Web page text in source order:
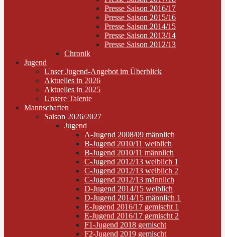
Presse Saison 2016/17
Presse Saison 2015/16
Presse Saison 2014/15
Presse Saison 2013/14
Presse Saison 2012/13
Chronik
Jugend
Unser Jugend-Angebot im Überblick
Aktuelles in 2026
Aktuelles in 2025
Unsere Talente
Mannschaften
Saison 2026/2027
Jugend
A-Jugend 2008/09 männlich
B-Jugend 2010/11 weiblich
B-Jugend 2010/11 männlich
C-Jugend 2012/13 weiblich 1
C-Jugend 2012/13 weiblich 2
C-Jugend 2012/13 männlich
D-Jugend 2014/15 weiblich
D-Jugend 2014/15 männlich 1
E-Jugend 2016/17 gemischt 1
E-Jugend 2016/17 gemischt 2
F1-Jugend 2018 gemischt
F2-Jugend 2019 gemischt